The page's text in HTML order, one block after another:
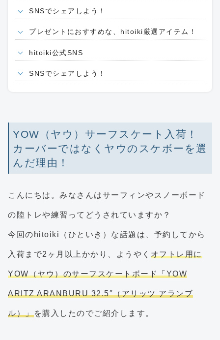
SNSでシェアしよう！
プレゼントにおすすめな、hitoiki厳選アイテム！
hitoiki公式SNS
SNSでシェアしよう！
YOW（ヤウ）サーフスケート入荷！
カーバーではなくヤウのスケボーを選
んだ理由！
こんにちは。みなさんはサーフィンやスノーボード
の陸トレや練習ってどうされていますか？
今回のhitoiki（ひといき）な話題は、予約してから
入荷まで2ヶ月以上かかり、ようやく オフトレ用に
YOW（ヤウ）のサーフスケートボード「YOW
ARITZ ARANBURU 32.5″（アリッツ アランブ
ル）」を購入したのでご紹介します。